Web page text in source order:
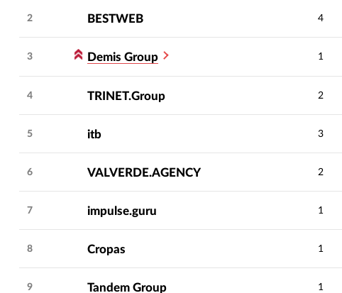
2 BESTWEB 4
3 Demis Group 1
4 TRINET.Group 2
5 itb 3
6 VALVERDE.AGENCY 2
7 impulse.guru 1
8 Cropas 1
9 Tandem Group 1